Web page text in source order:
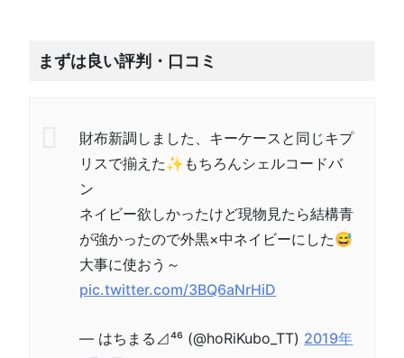
まずは良い評判・口コミ
財布新調しました、キーケースと同じキプ
リスで揃えた✨もちろんシェルコードバ
ン
ネイビー欲しかったけど現物見たら結構青
が強かったので外黒×中ネイビーにした😅
大事に使おう～
pic.twitter.com/3BQ6aNrHiD
— はちまる⊿⁴⁶ (@hoRiKubo_TT) 2019年